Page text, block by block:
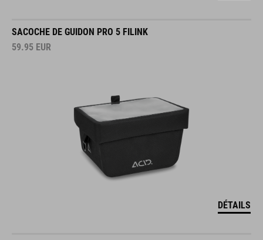
SACOCHE DE GUIDON PRO 5 FILINK
59.95 EUR
DÉTAILS